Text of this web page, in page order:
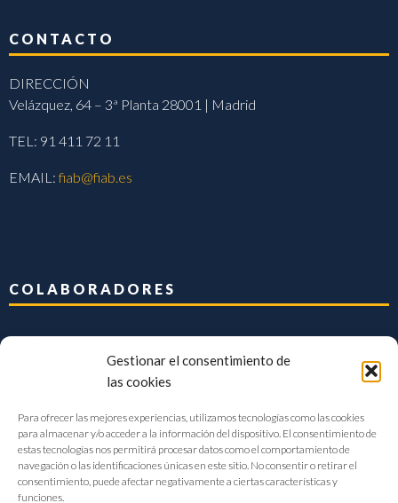
Gestionar el consentimiento de
las cookies
Para ofrecer las mejores experiencias, utilizamos tecnologías como las cookies
para almacenar y/o acceder a la información del dispositivo. El consentimiento de
estas tecnologías nos permitirá procesar datos como el comportamiento de
navegación o las identificaciones únicas en este sitio. No consentir o retirar el
consentimiento, puede afectar negativamente a ciertas características y
funciones.
CONTACTO
DIRECCIÓN
Velázquez, 64 – 3ª Planta 28001 | Madrid
TEL: 91 411 72 11
EMAIL:fiab@fiab.es
COLABORADORES